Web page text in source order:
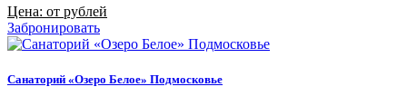
Цена: от рублей
Забронировать
Санаторий «Озеро Белое» Подмосковье